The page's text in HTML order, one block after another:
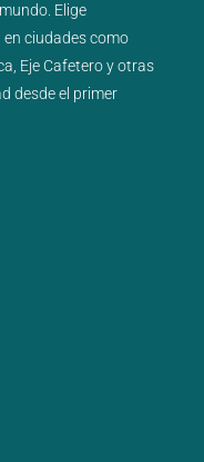
Elige
; en ciudades como
Eje Cafeteroyotras
desde el primer